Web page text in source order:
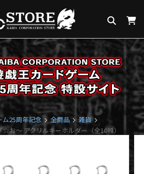
25周年記念 全商品
雑貨
お～ アクリルキーホルダー（全10種）